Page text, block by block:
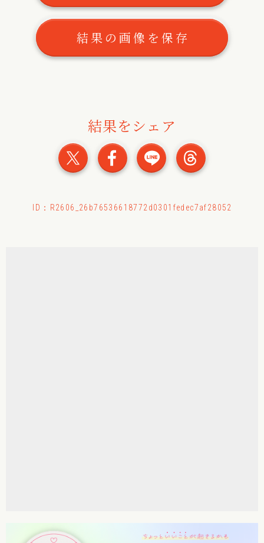
結果の画像を保存
結果をシェア
おみくじの結果をXでシェア
おみくじの結果を
おみくじの結
ID：R2606_26b76536618772d0301fedec7af28052